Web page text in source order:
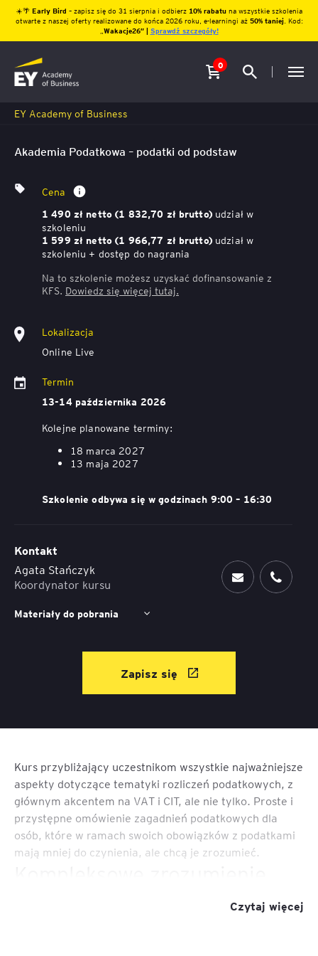
☀️🌴 Early Bird – zapisz się do 31 sierpnia i odbierz10% rabatu na wszystkie szkolenia
otwarte z naszej oferty realizowane do końca 2026 roku, e-learningi aż 50% taniej. Kod:
Wakacje26″ | Sprawdź szczegóły!
0
EY Academy of Business
Kurs przybliżający uczestnikom wszystkie najważniejsze
aspekty dotyczące tematyki rozliczeń podatkowych, z
głównym akcentem na VAT i CIT, ale nie tylko. Proste i
przystępne omówienie zagadnień podatkowych dla
osób, które w ramach swoich obowiązków z podatkami
mają mniej do czynienia, ale chcą je zrozumieć.
Czytaj więcej
Akademia Podatkowa – podatki od podstaw
Cena
1 490 zł netto (1 832,70 zł brutto)udział w
szkoleniu
1 599 zł netto (1 966,77 zł brutto)udział w
szkoleniu + dostęp do nagrania
Na to szkolenie możesz uzyskać dofinansowanie z
KFS. Dowiedz się więcej tutaj.
Lokalizacja
Online Live
Termin
13-14 października 2026
Kolejne planowane terminy:
18 marca 2027
13 maja 2027
Szkolenie odbywa się w godzinach 9:00 – 16:30
Kontakt
Agata Stańczyk
Koordynator kursu
Materiały do pobrania
Zapisz się